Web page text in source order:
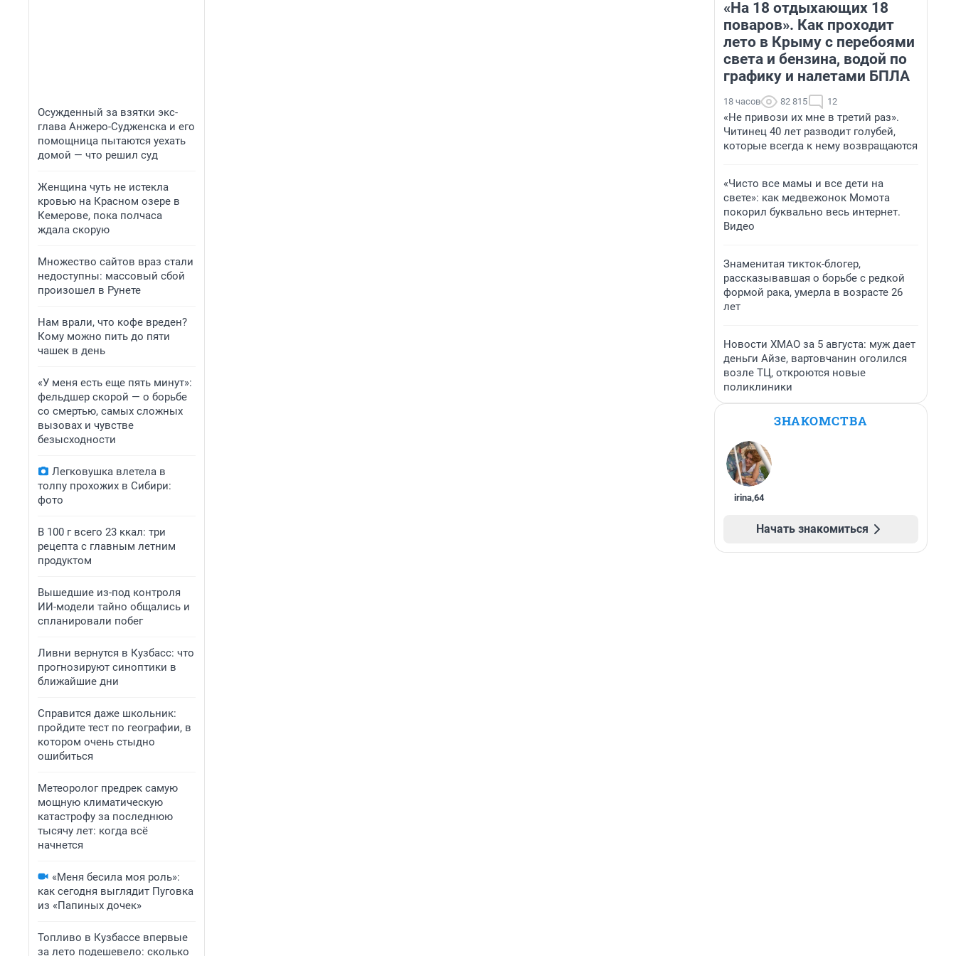
Осужденный за взятки экс-
глава Анжеро-Судженска и его
помощница пытаются уехать
домой — что решил суд
Женщина чуть не истекла
кровью на Красном озере в
Кемерове, пока полчаса
ждала скорую
Множество сайтов враз стали
недоступны: массовый сбой
произошел в Рунете
Нам врали, что кофе вреден?
Кому можно пить до пяти
чашек в день
«У меня есть еще пять минут»:
фельдшер скорой — о борьбе
со смертью, самых сложных
вызовах и чувстве
безысходности
Легковушка влетела в
толпу прохожих в Сибири:
фото
В 100 г всего 23 ккал: три
рецепта с главным летним
продуктом
Вышедшие из-под контроля
ИИ-модели тайно общались и
спланировали побег
Ливни вернутся в Кузбасс: что
прогнозируют синоптики в
ближайшие дни
Справится даже школьник:
пройдите тест по географии, в
котором очень стыдно
ошибиться
Метеоролог предрек самую
мощную климатическую
катастрофу за последнюю
тысячу лет: когда всё
начнется
«Меня бесила моя роль»:
как сегодня выглядит Пуговка
из «Папиных дочек»
Топливо в Кузбассе впервые
за лето подешевело: сколько
«На 18 отдыхающих 18
поваров». Как проходит
лето в Крыму с перебоями
света и бензина, водой по
графику и налетами БПЛА
18 часов 82 815 12
«Не привози их мне в третий раз».
Читинец 40 лет разводит голубей,
которые всегда к нему возвращаются
«Чисто все мамы и все дети на
свете»: как медвежонок Момота
покорил буквально весь интернет.
Видео
Знаменитая тикток-блогер,
рассказывавшая о борьбе с редкой
формой рака, умерла в возрасте 26
лет
Новости ХМАО за 5 августа: муж дает
деньги Айзе, вартовчанин оголился
возле ТЦ, откроются новые
поликлиники
ЗНАКОМСТВА
irina,64
Начать знакомиться